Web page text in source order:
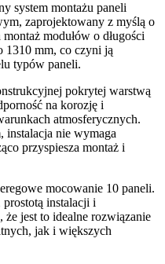
system montażu paneli
zaprojektowany z myślą o
modułów o długości
1310 mm, co czyni ją
typów paneli.
pokrytej warstwą
na korozję i
atmosferycznych.
nie wymaga
przyspiesza montaż i
mocowanie 10 paneli.
prostotą instalacji i
jest to idealne rozwiązanie
jak i większych